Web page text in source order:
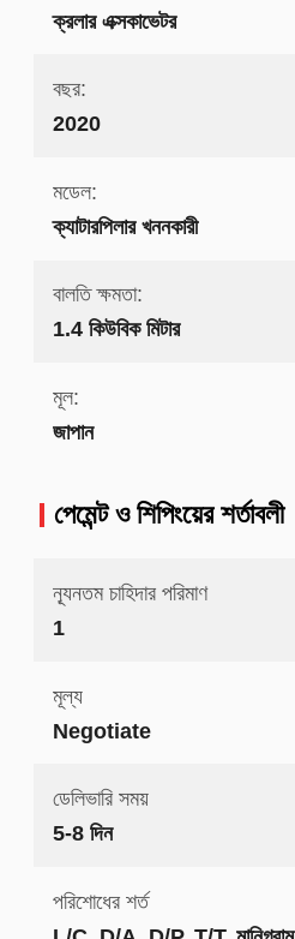
ক্রলার এক্সকাভেটর
বছর:
2020
মডেল:
ক্যাটারপিলার খননকারী
বালতি ক্ষমতা:
1.4 কিউবিক মিটার
মূল:
জাপান
পেমেন্ট ও শিপিংয়ের শর্তাবলী
ন্যূনতম চাহিদার পরিমাণ
1
মূল্য
Negotiate
ডেলিভারি সময়
5-8 দিন
পরিশোধের শর্ত